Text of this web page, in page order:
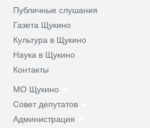
Публичные слушания
Газета Щукино
Культура в Щукино
Наука в Щукино
Контакты
МО Щукино
Совет депутатов
Администрация